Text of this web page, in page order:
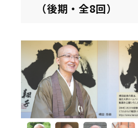
（後期・全8回）